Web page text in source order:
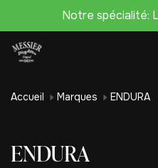
Notre spécialité:
Accueil Marques ENDURA
ENDURA